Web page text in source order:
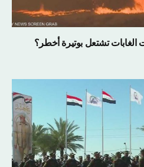
الغابات تشتعل بوتيرة أخطر؟